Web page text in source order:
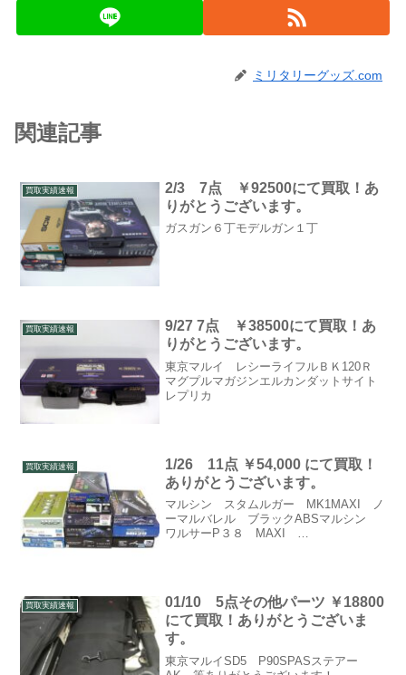
ミリタリーグッズ.com
関連記事
買取実績速報
2/3 7点 ￥92500にて買取！あ
りがとうございます。
ガスガン６丁モデルガン１丁
買取実績速報
9/27 7点 ￥38500にて買取！あ
りがとうございます。
東京マルイ レシーライフルＢＫ120Ｒ
マグプルマガジンエルカンダットサイト
レプリカ
買取実績速報
1/26 11点 ￥54,000 にて買取！
ありがとうございます。
マルシン スタムルガー MK1MAXI ノ
ーマルバレル ブラックABSマルシン
ワルサーP３８ MAXI
買取実績速報
01/10 5点その他パーツ ￥18800
にて買取！ありがとうございま
す。
東京マルイSD5 P90SPASステアー